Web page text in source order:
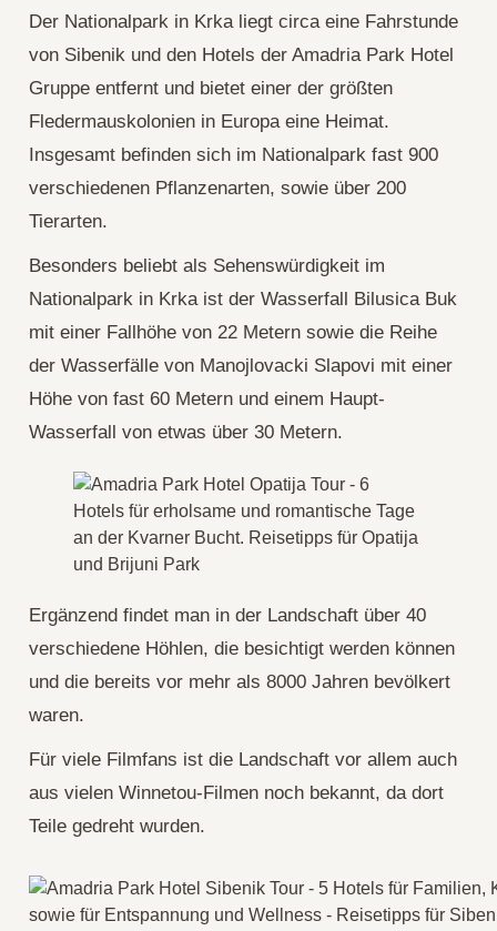
Der Nationalpark in Krka liegt circa eine Fahrstunde
von Sibenik und den Hotels der Amadria Park Hotel
Gruppe entfernt und bietet einer der größten
Fledermauskolonien in Europa eine Heimat.
Insgesamt befinden sich im Nationalpark fast 900
verschiedenen Pflanzenarten, sowie über 200
Tierarten.
Besonders beliebt als Sehenswürdigkeit im
Nationalpark in Krka ist der Wasserfall Bilusica Buk
mit einer Fallhöhe von 22 Metern sowie die Reihe
der Wasserfälle von Manojlovacki Slapovi mit einer
Höhe von fast 60 Metern und einem Haupt-
Wasserfall von etwas über 30 Metern.
Ergänzend findet man in der Landschaft über 40
verschiedene Höhlen, die besichtigt werden können
und die bereits vor mehr als 8000 Jahren bevölkert
waren.
Für viele Filmfans ist die Landschaft vor allem auch
aus vielen Winnetou-Filmen noch bekannt, da dort
Teile gedreht wurden.